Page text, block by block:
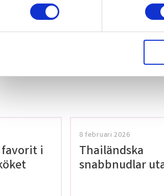
favorit i
8 februari 2026
Thailändska
snabbnudlar